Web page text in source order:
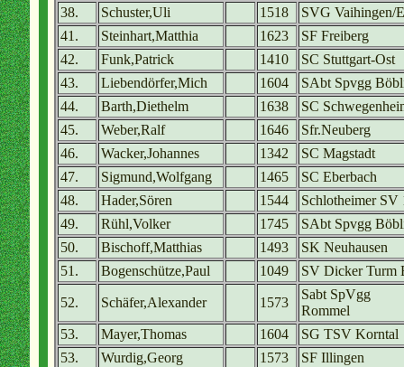
38.
Schuster,Uli 1518
SVG Vaihingen/
41.
Steinhart,Matthia 1623
SF Freiberg
42.
Funk,Patrick 1410
SC Stuttgart-Ost
43.
Liebendörfer,Mich 1604
SAbt Spvgg
44.
Barth,Diethelm 1638
SC
45.
Weber,Ralf 1646
Sfr.Neuberg
46.
Wacker,Johannes 1342
SC Magstadt
47.
Sigmund,Wolfgang 1465
SC Eberbach
48.
Hader,Sören 1544
Schlotheimer SV
49.
Rühl,Volker 1745
SAbt Spvgg
50.
Bischoff,Matthias 1493
SK Neuhausen
51.
Bogenschütze,Paul 1049 SV Dicker Turm
52. Schäfer,Alexander 1573
Sabt SpVgg
Rommel
53.
Mayer,Thomas 1604
SG TSV Korntal
53.
Wurdig,Georg 1573
SF Illingen